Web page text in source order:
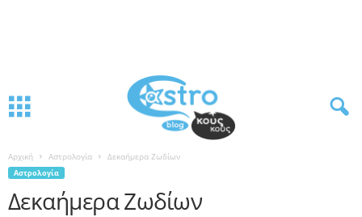
Αρχική Αστρολογία Δεκαήμερα Ζωδίων
Αστρολογία
Δεκαήμερα Ζωδίων